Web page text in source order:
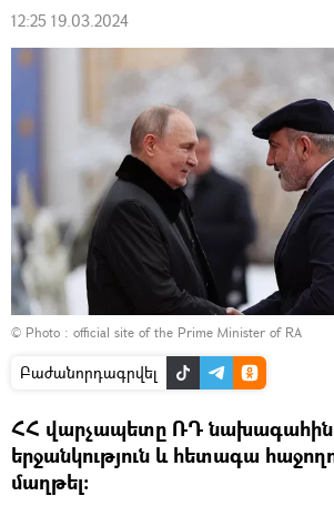
12:25 19.03.2024
© Photo : official site of the Prime Minister of RA
Բաժանորդագրվել
ՀՀ վարչապետը ՌԴ նախագահին
երջանկություն և հետագա
մաղթել։